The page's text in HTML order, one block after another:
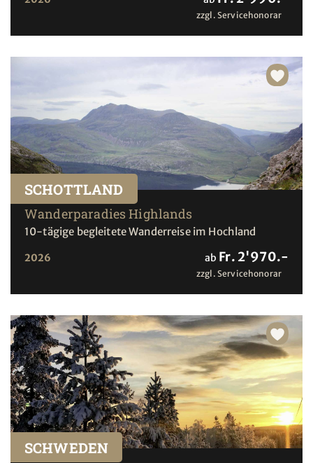
zzgl. Servicehonorar
SCHOTTLAND
Wanderparadies Highlands
10-tägige begleitete Wanderreise im Hochland
2026 ab Fr. 2'970.-
zzgl. Servicehonorar
SCHWEDEN